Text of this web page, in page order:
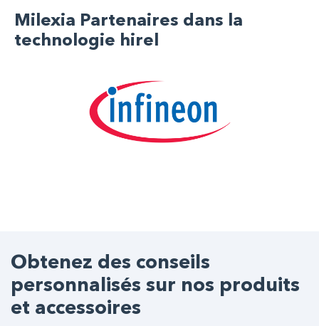
Milexia Partenaires dans la
technologie hirel
Obtenez des conseils
personnalisés sur nos produits
et accessoires